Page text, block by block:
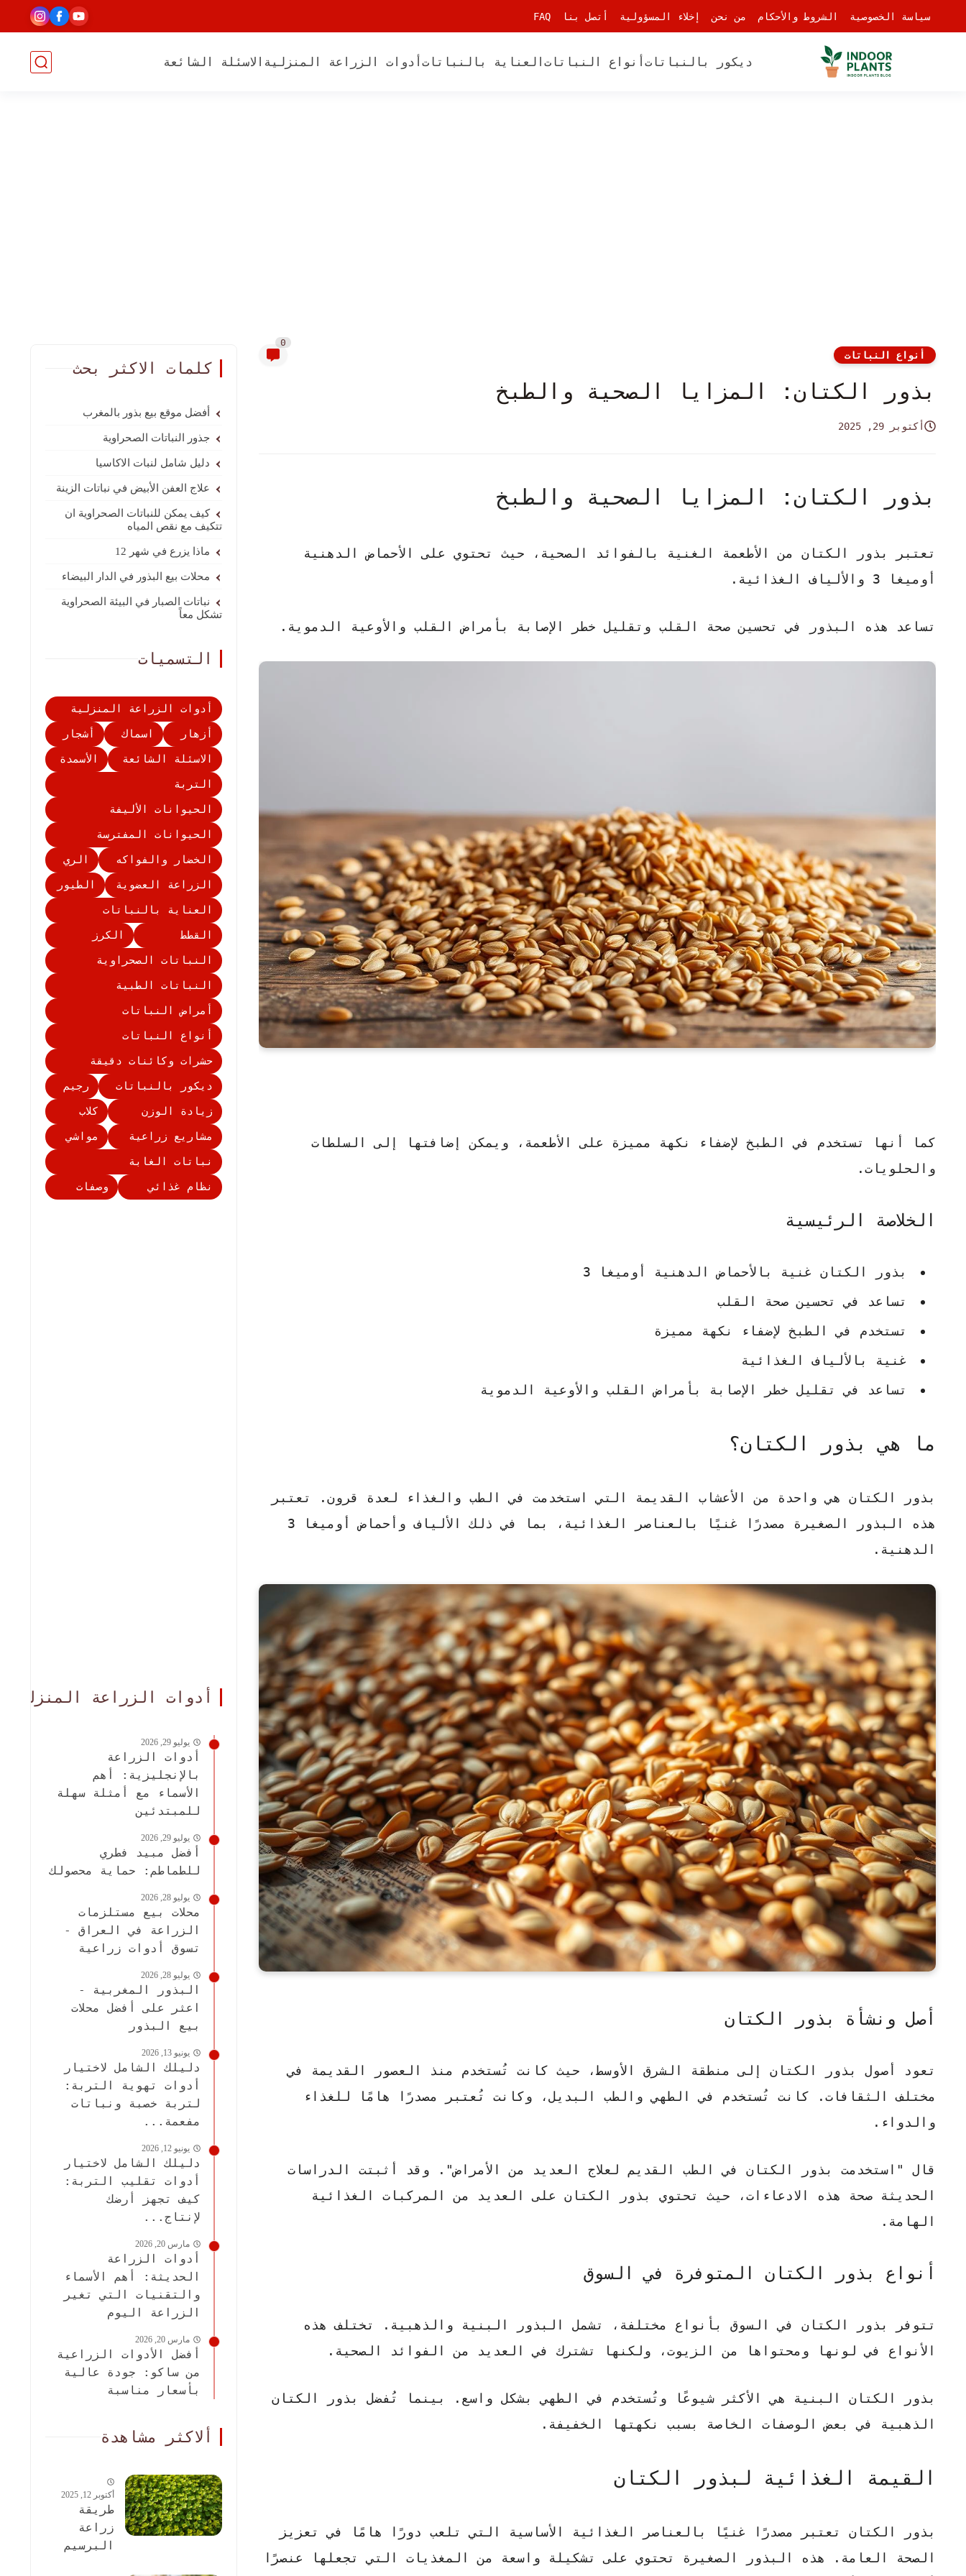
سياسة الخصوصية
الشروط والأحكام من نحن إخلاء المسؤولية أتصل بنا FAQ
ديكور بالنباتات أنواع النباتات العناية بالنباتات أدوات الزراعة المنزلية الاسئلة الشائعة
أنواع النباتات
0
بذور الكتان: المزايا الصحية والطبخ
أكتوبر 29, 2025
بذور الكتان: المزايا الصحية والطبخ
تعتبر بذور الكتان من الأطعمة الغنية بالفوائد الصحية، حيث تحتوي على الأحماض الدهنية
أوميغا 3 والألياف الغذائية.
تساعد هذه البذور في تحسين صحة القلب وتقليل خطر الإصابة بأمراض القلب والأوعية الدموية.
كما أنها تستخدم في الطبخ لإضفاء نكهة مميزة على الأطعمة، ويمكن إضافتها إلى السلطات
والحلويات.
الخلاصة الرئيسية
بذور الكتان غنية بالأحماض الدهنية أوميغا 3
تساعد في تحسين صحة القلب
تستخدم في الطبخ لإضفاء نكهة مميزة
غنية بالألياف الغذائية
تساعد في تقليل خطر الإصابة بأمراض القلب والأوعية الدموية
ما هي بذور الكتان؟
بذور الكتان هي واحدة من الأعشاب القديمة التي استخدمت في الطب والغذاء لعدة قرون. تعتبر
هذه البذور الصغيرة مصدرًا غنيًا بالعناصر الغذائية، بما في ذلك الألياف وأحماض أوميغا 3
الدهنية.
أصل ونشأة بذور الكتان
تعود أصول بذور الكتان إلى منطقة الشرق الأوسط، حيث كانت تُستخدم منذ العصور القديمة في
مختلف الثقافات. كانت تُستخدم في الطهي والطب البديل، وكانت تُعتبر مصدرًا هامًا للغذاء
والدواء.
قال "استخدمت بذور الكتان في الطب القديم لعلاج العديد من الأمراض" . وقد أثبتت الدراسات
الحديثة صحة هذه الادعاءات، حيث تحتوي بذور الكتان على العديد من المركبات الغذائية
الهامة.
أنواع بذور الكتان المتوفرة في السوق
تتوفر بذور الكتان في السوق بأنواع مختلفة، تشمل البذور البنية والذهبية. تختلف هذه
الأنواع في لونها ومحتواها من الزيوت، ولكنها تشترك في العديد من الفوائد الصحية.
بذور الكتان البنية هي الأكثر شيوعًا وتُستخدم في الطهي بشكل واسع. بينما تُفضل
بذور الكتان
الذهبية في بعض الوصفات الخاصة بسبب نكهتها الخفيفة.
القيمة الغذائية لبذور الكتان
بذور الكتان تعتبر مصدرًا غنيًا بالعناصر الغذائية الأساسية التي تلعب دورًا هامًا في تعزيز
الصحة العامة. هذه البذور الصغيرة تحتوي على تشكيلة واسعة من المغذيات التي تجعلها عنصرًا
كلمات الاكثر بحث
أفضل موقع بيع بذور بالمغرب
جذور النباتات الصحراوية
دليل شامل لنبات الاكاسيا
علاج العفن الأبيض في نباتات الزينة
كيف يمكن للنباتات الصحراوية ان
تتكيف مع نقص المياه
ماذا يزرع في شهر 12
محلات بيع البذور في الدار البيضاء
نباتات الصبار في البيئة الصحراوية
تشكل معاً
التسميات
أدوات الزراعة المنزلية
أزهار
اسماك
أشجار
الاسئلة الشائعة
الأسمدة
التربة
الحيوانات الأليفة
الحيوانات المفترسة
الخضار والفواكه
الري
الزراعة العضوية
الطيور
العناية بالنباتات
القطط
الكرز
النباتات الصحراوية
النباتات الطبية
أمراض النباتات
أنواع النباتات
حشرات وكائنات دقيقة
ديكور بالنباتات
رجيم
زيادة الوزن
كلاب
مشاريع زراعية
مواشي
نباتات الغابة
نظام غذائي
وصفات
أدوات الزراعة المنزلية
يوليو 29, 2026
أدوات الزراعة
بالإنجليزية: أهم
الأسماء مع أمثلة سهلة
للمبتدئين
يوليو 29, 2026
أفضل مبيد فطري
للطماطم: حماية محصولك
يوليو 28, 2026
محلات بيع مستلزمات
الزراعة في العراق -
تسوق أدوات زراعية
يوليو 28, 2026
البذور المغربية -
اعثر على أفضل محلات
بيع البذور
يونيو 13, 2026
دليلك الشامل لاختيار
أدوات تهوية التربة:
لتربة خصبة ونباتات
مفعمة...
يونيو 12, 2026
دليلك الشامل لاختيار
أدوات تقليب التربة:
كيف تجهز أرضك
لإنتاج...
مارس 20, 2026
أدوات الزراعة
الحديثة: أهم الأسماء
والتقنيات التي تغير
الزراعة اليوم
مارس 20, 2026
أفضل الأدوات الزراعية
من ساكو: جودة عالية
بأسعار مناسبة
ألاكثر مشاهدة
أكتوبر 12, 2025
طريقة
زراعة
البرسيم